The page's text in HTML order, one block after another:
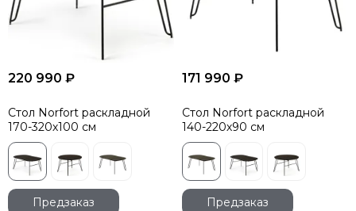
220 990 ₽
Стол Norfort раскладной
170-320х100 см
Предзаказ
171 990 ₽
Стол Norfort раскладной
140-220х90 см
Предзаказ